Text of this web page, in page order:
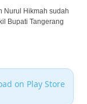
Nurul Hikmah sudah
Bupati Tangerang